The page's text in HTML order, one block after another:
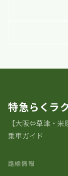
特急らくラ
【大阪⇔草津・
乗車ガイド
路線情報